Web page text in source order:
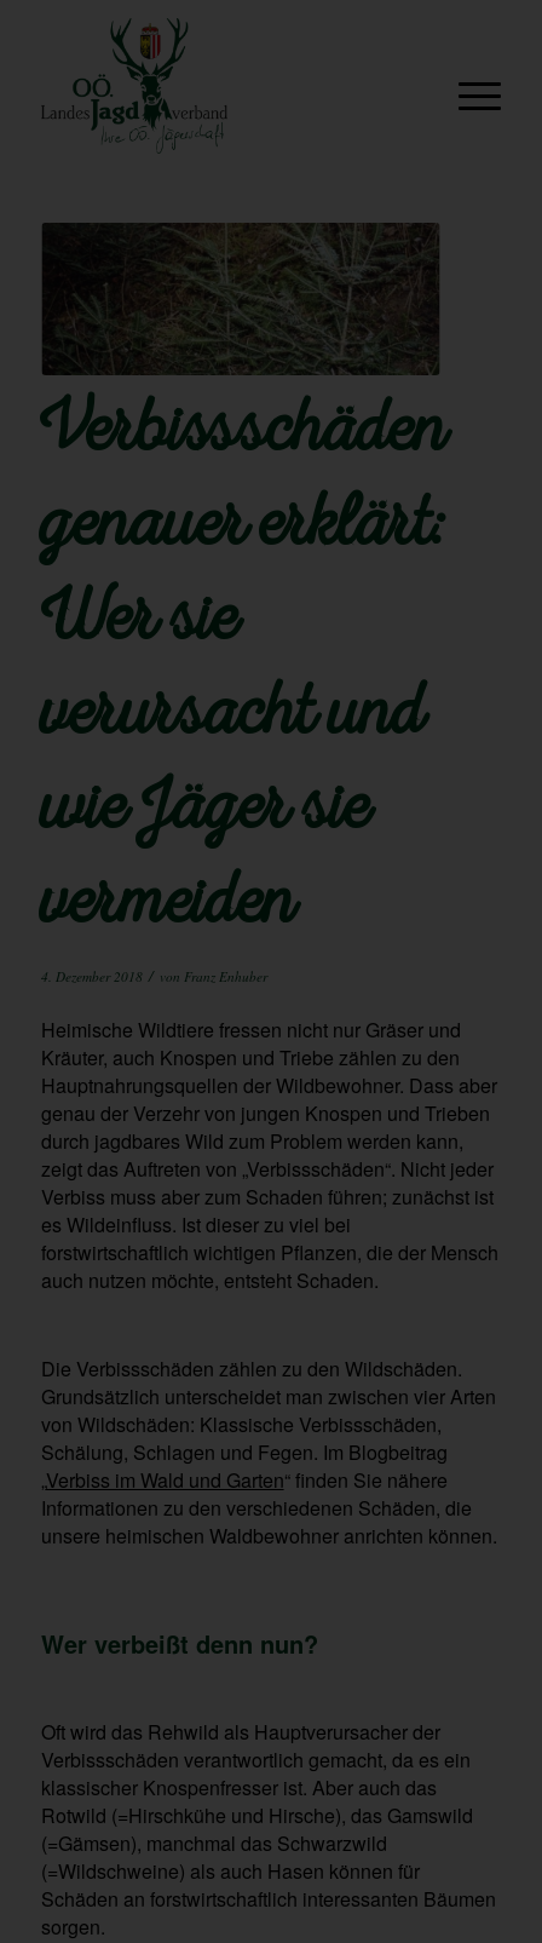
Verbissschäden
genauer erklärt:
Wer sie
verursacht und
wie Jäger sie
vermeiden
4. Dezember 2018 / von Franz Enhuber
Heimische Wildtiere fressen nicht nur Gräser und
Kräuter, auch Knospen und Triebe zählen zu den
Hauptnahrungsquellen der Wildbewohner. Dass aber
genau der Verzehr von jungen Knospen und Trieben
durch jagdbares Wild zum Problem werden kann,
zeigt das Auftreten von „Verbissschäden“. Nicht jeder
Verbiss muss aber zum Schaden führen; zunächst ist
es Wildeinfluss. Ist dieser zu viel bei
forstwirtschaftlich wichtigen Pflanzen, die der Mensch
auch nutzen möchte, entsteht Schaden.
Die Verbissschäden zählen zu den Wildschäden.
Grundsätzlich unterscheidet man zwischen vier Arten
von Wildschäden: Klassische Verbissschäden,
Schälung, Schlagen und Fegen. Im Blogbeitrag
„Verbiss im Wald und Garten“ finden Sie nähere
Informationen zu den verschiedenen Schäden, die
unsere heimischen Waldbewohner anrichten können.
Wer verbeißt denn nun?
Oft wird das Rehwild als Hauptverursacher der
Verbissschäden verantwortlich gemacht, da es ein
klassischer Knospenfresser ist. Aber auch das
Rotwild (=Hirschkühe und Hirsche), das Gamswild
(=Gämsen), manchmal das Schwarzwild
(=Wildschweine) als auch Hasen können für
Schäden an forstwirtschaftlich interessanten Bäumen
sorgen.